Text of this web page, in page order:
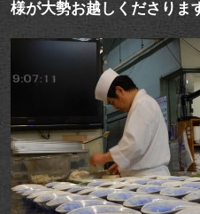
様が大勢お越しくださりま